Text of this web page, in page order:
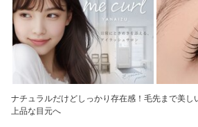
ナチュラルだけどしっかり存在感！毛先まで美し
上品な目元へ